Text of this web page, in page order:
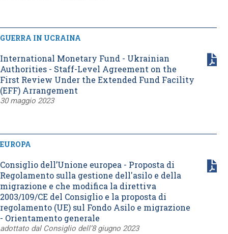
GUERRA IN UCRAINA
International Monetary Fund - Ukrainian
Authorities - Staff-Level Agreement on the
First Review Under the Extended Fund Facility
(EFF) Arrangement
30 maggio 2023
EUROPA
Consiglio dell’Unione europea - Proposta di
Regolamento sulla gestione dell'asilo e della
migrazione e che modifica la direttiva
2003/109/CE del Consiglio e la proposta di
regolamento (UE) sul Fondo Asilo e migrazione
- Orientamento generale
adottato dal Consiglio dell’8 giugno 2023